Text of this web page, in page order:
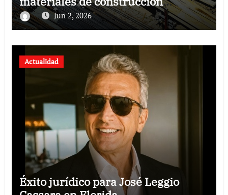
revoluciona eficiencia en proyectos
modernos
Jun 2, 2026
Actualidad
Éxito jurídico para José Leggio